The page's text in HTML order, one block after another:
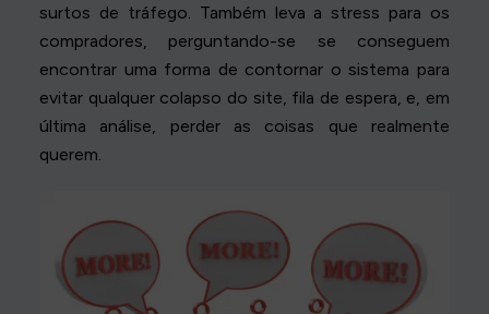
surtos de tráfego. Também leva a stress para os
compradores, perguntando-se se conseguem
encontrar uma forma de contornar o sistema para
evitar qualquer colapso do site, fila de espera, e, em
última análise, perder as coisas que realmente
querem.